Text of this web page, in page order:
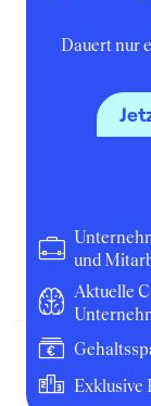
Mai 2001
Dauert nur
und
Aktuelle
Exklusive